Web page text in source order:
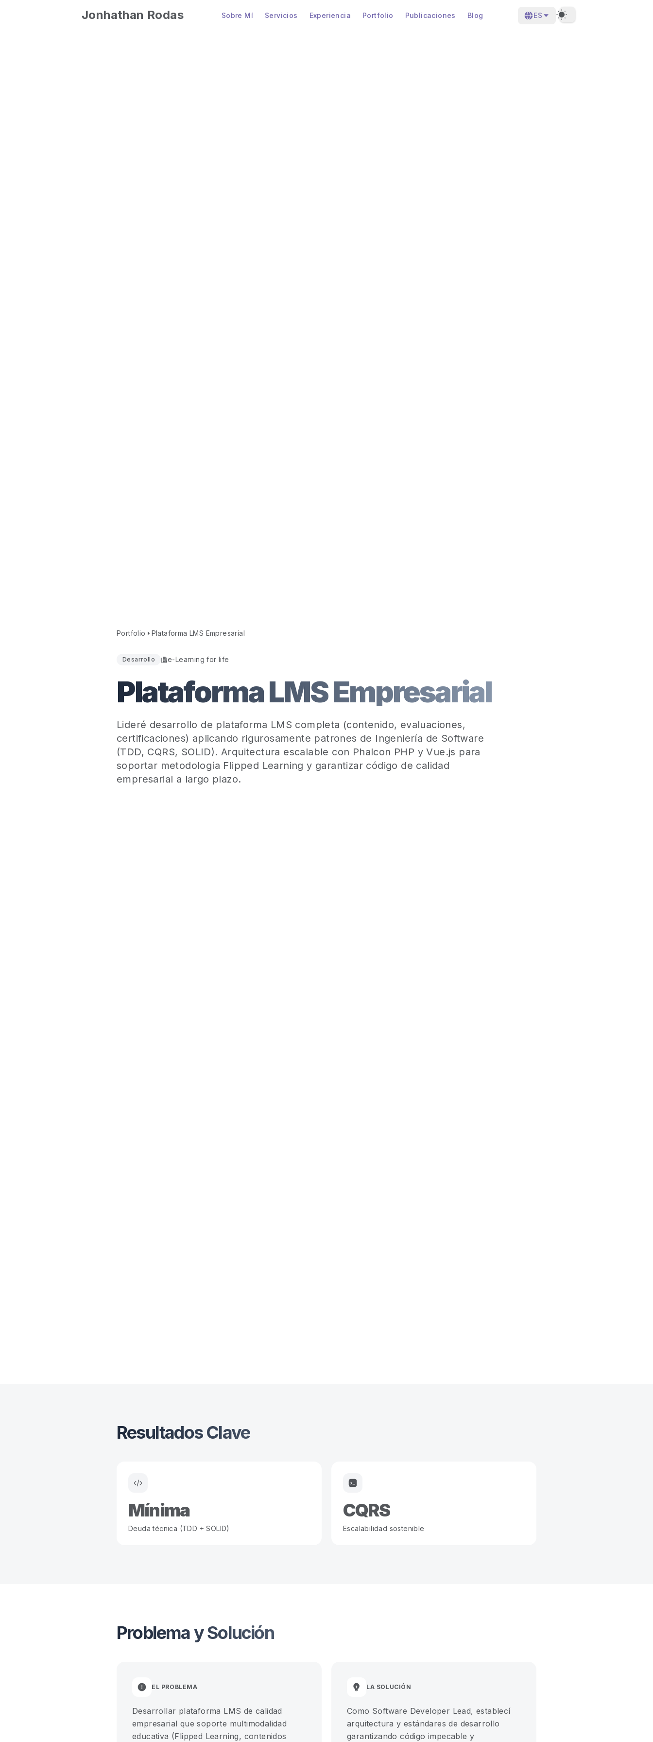
Jonhathan Rodas Sobre Mí Servicios Experiencia Portfolio Publicaciones Blog ES
Portfolio Plataforma LMS Empresarial
Desarrollo e-Learning for life
Plataforma LMS Empresarial
Lideré desarrollo de plataforma LMS completa (contenido, evaluaciones,
certificaciones) aplicando rigurosamente patrones de Ingeniería de Software
(TDD, CQRS, SOLID). Arquitectura escalable con Phalcon PHP y Vue.js para
soportar metodología Flipped Learning y garantizar código de calidad
empresarial a largo plazo.
Resultados Clave
Mínima
Deuda técnica (TDD + SOLID)
CQRS
Escalabilidad sostenible
Problema y Solución
EL PROBLEMA
Desarrollar plataforma LMS de calidad
empresarial que soporte multimodalidad
educativa (Flipped Learning, contenidos
LA SOLUCIÓN
Como Software Developer Lead, establecí
arquitectura y estándares de desarrollo
garantizando código impecable y